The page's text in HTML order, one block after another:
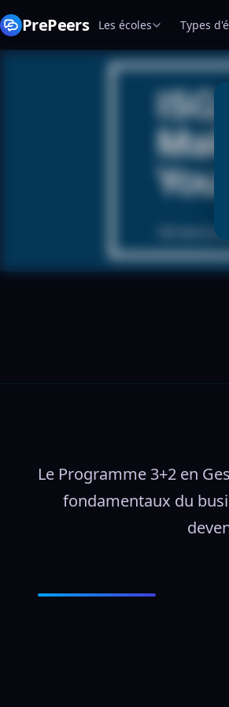
PrePeers Les écoles Types
Le Programme 3+2 en
fondamentaux du